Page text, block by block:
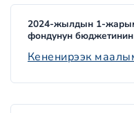
2024-жылдын 1-
фондунун
Кененирээк